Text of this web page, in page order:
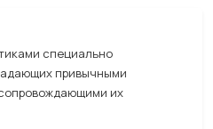
специально
привычными
их